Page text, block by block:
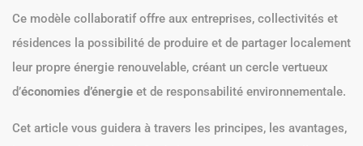
Ce modèle collaboratif offre aux entreprises, collectivités et
résidences la possibilité de produire et de partager localement
leur propre énergie renouvelable, créant un cercle vertueux
d’économies d’énergie et de responsabilité environnementale.
Cet article vous guidera à travers les principes, les avantages,